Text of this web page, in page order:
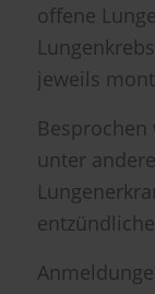
offene
jeweils
unter